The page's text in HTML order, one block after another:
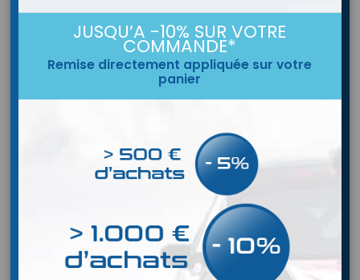
JUSQU’A -10% SUR VOTRE
COMMANDE*
Remise directement appliquée sur votre
panier